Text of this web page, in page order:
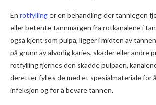
En rotfyllinger en behandling der tannlegen
eller betente tannmargen fra rotkanalene i
også kjent som pulpa, ligger i midten av
på grunn av alvorlig karies, skader eller andre
rotfylling fjernes den skadde pulpaen,
deretter fylles de med et spesialmateriale for
infeksjon og for å bevare tannen.